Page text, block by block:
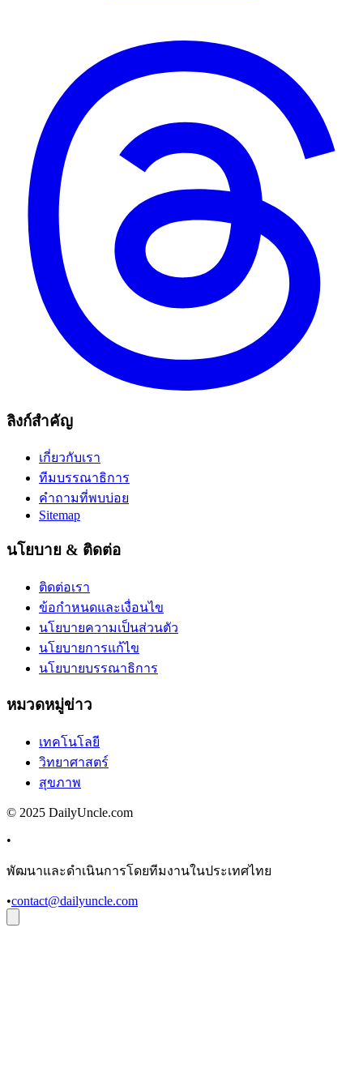
ลิงก์สำคัญ
เกี่ยวกับเรา
ทีมบรรณาธิการ
คำถามที่พบบ่อย
Sitemap
นโยบาย & ติดต่อ
ติดต่อเรา
ข้อกำหนดและเงื่อนไข
นโยบายความเป็นส่วนตัว
นโยบายการแก้ไข
นโยบายบรรณาธิการ
หมวดหมู่ข่าว
เทคโนโลยี
วิทยาศาสตร์
สุขภาพ
© 2025 DailyUncle.com
•
พัฒนาและดำเนินการโดยทีมงานในประเทศไทย
•contact@dailyuncle.com